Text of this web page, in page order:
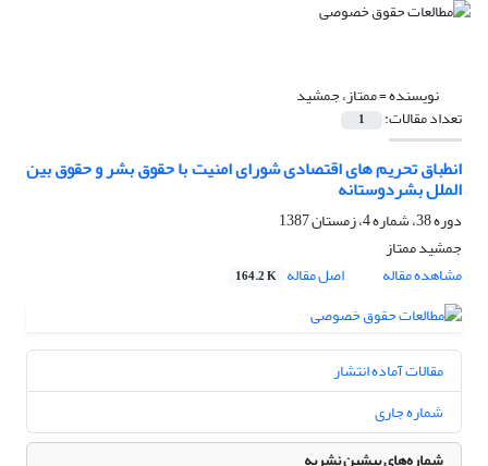
نویسنده =ممتاز، جمشید
تعداد مقالات: 1
انطباق تحریم های اقتصادی شورای امنیت با حقوق بشر و حقوق بین
الملل بشردوستانه
دوره 38، شماره 4، زمستان 1387
جمشید ممتاز
مشاهده مقاله
اصل مقاله 164.2 K
مقالات آماده انتشار
شماره جاری
شماره‌های پیشین نشریه